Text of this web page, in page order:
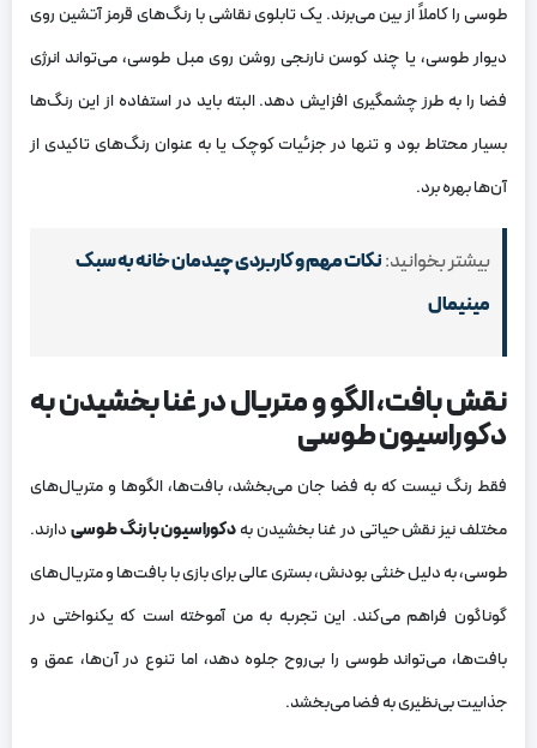
طوسی را کاملاً از بین می‌برند. یک تابلوی نقاشی با رنگ‌های قرمز آتشین روی
دیوار طوسی، یا چند کوسن نارنجی روشن روی مبل طوسی، می‌تواند انرژی
فضا را به طرز چشمگیری افزایش دهد. البته باید در استفاده از این رنگ‌ها
بسیار محتاط بود و تنها در جزئیات کوچک یا به عنوان رنگ‌های تاکیدی از
آن‌ها بهره برد.
بیشتر بخوانید:نکات مهم و کاربردی چیدمان خانه به سبک
مینیمال
نقش بافت، الگو و متریال در غنا بخشیدن به
دکوراسیون طوسی
فقط رنگ نیست که به فضا جان می‌بخشد، بافت‌ها، الگوها و متریال‌های
مختلف نیز نقش حیاتی در غنا بخشیدن بهدکوراسیون با رنگ طوسیدارند.
طوسی، به دلیل خنثی بودنش، بستری عالی برای بازی با بافت‌ها و متریال‌های
گوناگون فراهم می‌کند. این تجربه به من آموخته است که یکنواختی در
بافت‌ها، می‌تواند طوسی را بی‌روح جلوه دهد، اما تنوع در آن‌ها، عمق و
جذابیت بی‌نظیری به فضا می‌بخشد.